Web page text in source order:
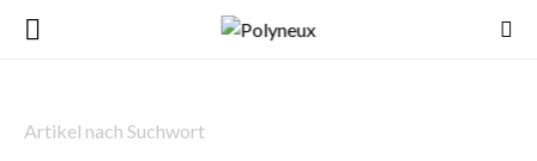
Artikel nach Suchwort